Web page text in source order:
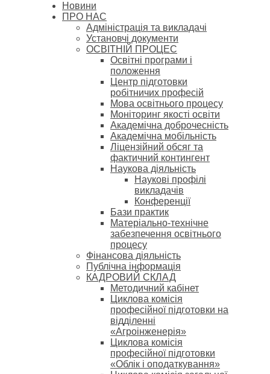
Новини
ПРО НАС
Адміністрація та викладачі
Установчі документи
ОСВІТНІЙ ПРОЦЕС
Освітні програми і
положення
Центр підготовки
робітничих професій
Мова освітнього процесу
Моніторинг якості освіти
Академічна доброчесність
Академічна мобільність
Ліцензійний обсяг та
фактичний контингент
Наукова діяльність
Наукові профілі
викладачів
Конференції
Бази практик
Матеріально-технічне
забезпечення освітнього
процесу
Фінансова діяльність
Публічна інформація
КАДРОВИЙ СКЛАД
Методичний кабінет
Циклова комісія
професійної підготовки на
відділенні
«Агроінженерія»
Циклова комісія
професійної підготовки
«Облік і оподаткування»